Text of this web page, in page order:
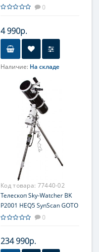
красный
0
4 990р.
Наличие: На складе
Увеличение, крат
Диаметр главного зеркала
(апертура), мм
Фокусное расстояние, мм
Максимальное полезное
увеличение, крат
100
Код товара: 77440-02
Телескоп Sky-Watcher BK
P2001 HEQ5 SynScan GOTO
(обновленная версия)
0
234 990р.